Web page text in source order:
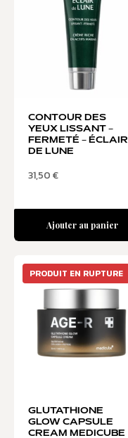
CONTOUR DES
YEUX LISSANT –
FERMETÉ – ÉCLAIR
DE LUNE
31,50€
Ajouter au panier
PRODUIT EN RUPTURE
GLUTATHIONE
GLOW CAPSULE
CREAM MEDICUBE